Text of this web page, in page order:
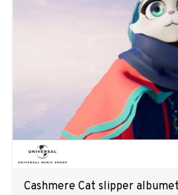
foran seg til å fortsette å bevise
"The Man" - Dagbladet Tidligere i
verdensstjernen kommer til Oslo
Sommertid 2020, som en del av
festivalturné. I 2020 er det ni år
gjestet Norge. Shawn Mendes
med den massive hiten "Señorita"
"Señorita" har blitt streamet over
og toppet VG-lista i fem uke.
Høiberg, kjent som Cashmere
produsentene og låtskriverne
Cashmere Cat slipper